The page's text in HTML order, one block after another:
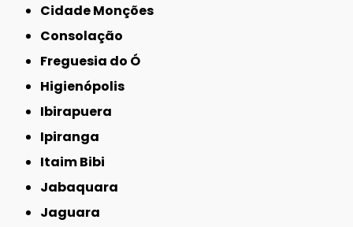
Cidade Monções
Consolação
Freguesia do Ó
Higienópolis
Ibirapuera
Ipiranga
Itaim Bibi
Jabaquara
Jaguara